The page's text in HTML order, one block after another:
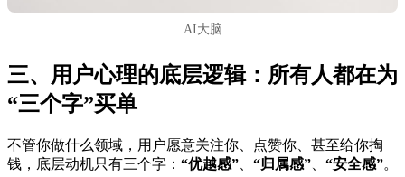
AI大脑
三、用户心理的底层逻辑：所有人都在为
“三个字”买单
不管你做什么领域，用户愿意关注你、点赞你、甚至给你掏
钱，底层动机只有三个字： “优越感” “归属感” “安全感”。